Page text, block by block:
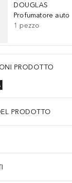
DOUGLAS
Profumatore auto
1 pezzo
PRODOTTO
PRODOTTO